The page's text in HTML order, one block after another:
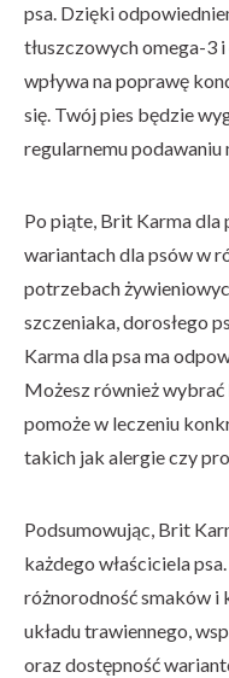
psa. Dzięki
tłuszczowych omega-3
wpływa na poprawę
się. Twój pies będzie
regularnemu
Po piąte, Brit Karma dla
wariantach dla psów w
potrzebach
szczeniaka, dorosłego
Karma dla psa ma
Możesz również
pomoże w leczeniu
takich jak alergie czy
Podsumowując, Brit
każdego właściciela
różnorodność smaków i
układu trawiennego,
oraz dostępność